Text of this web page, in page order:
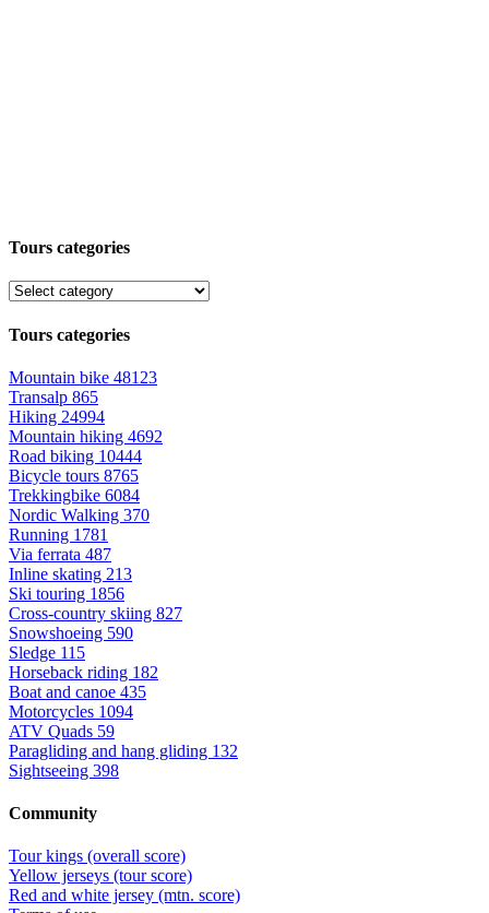
Tours categories
Tours categories
Mountain bike 48123
Transalp 865
Hiking 24994
Mountain hiking 4692
Road biking 10444
Bicycle tours 8765
Trekkingbike 6084
Nordic Walking 370
Running 1781
Via ferrata 487
Inline skating 213
Ski touring 1856
Cross-country skiing 827
Snowshoeing 590
Sledge 115
Horseback riding 182
Boat and canoe 435
Motorcycles 1094
ATV Quads 59
Paragliding and hang gliding 132
Sightseeing 398
Community
Tour kings (overall score)
Yellow jerseys (tour score)
Red and white jersey (mtn. score)